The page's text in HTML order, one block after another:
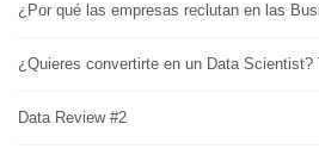
¿Por qué las empresas reclutan en las
¿Quieres convertirte en un Data Scientist?
Data Review #2